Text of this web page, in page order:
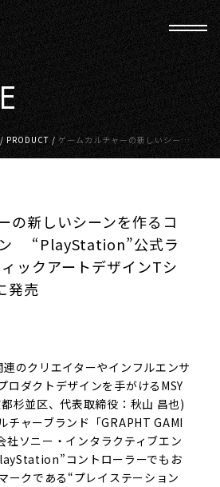
/ PRODUCT /
公式ライセンス グラフィック
の新しいシーンを作るコ
ン “PlayStation”公式ラ
ックアートデザインTシ
発売
のクリエイターやインフルエンサ
ロダクトデザインを手がけるMSY
杉並区、代表取締役：秋山 昌也)
チャーブランド「GRAPHT GAMI
社ソニー・インタラクティブエン
コントローラーでもお
クである“プレイステーション